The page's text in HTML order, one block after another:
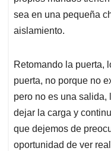
sea en una pequeña
aislamiento.
Retomando la puerta,
puerta, no porque no
pero no es una salida,
dejar la carga y
que dejemos de
oportunidad de ver